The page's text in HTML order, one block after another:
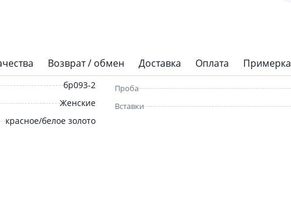
Возврат / обмен Доставка Оплата Примерка
бр093-2
Женские
красное/белое золото
Проба
Вставки